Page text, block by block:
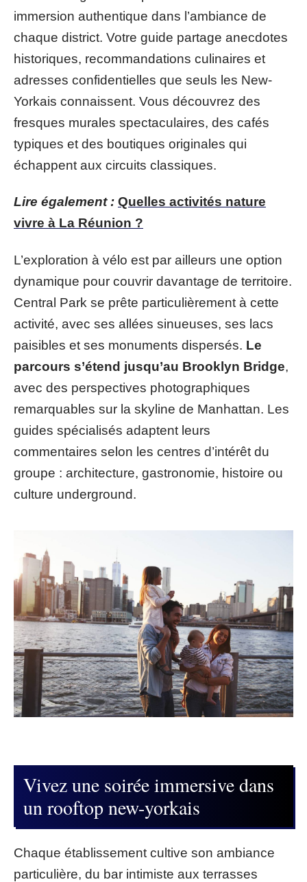
immersion authentique dans l’ambiance de
chaque district. Votre guide partage anecdotes
historiques, recommandations culinaires et
adresses confidentielles que seuls les New-
Yorkais connaissent. Vous découvrez des
fresques murales spectaculaires, des cafés
typiques et des boutiques originales qui
échappent aux circuits classiques.
Lire également : Quelles activités nature
vivre à La Réunion ?
L’exploration à vélo est par ailleurs une option
dynamique pour couvrir davantage de territoire.
Central Park se prête particulièrement à cette
activité, avec ses allées sinueuses, ses lacs
paisibles et ses monuments dispersés. Le
parcours s’étend jusqu’au Brooklyn Bridge,
avec des perspectives photographiques
remarquables sur la skyline de Manhattan. Les
guides spécialisés adaptent leurs
commentaires selon les centres d’intérêt du
groupe : architecture, gastronomie, histoire ou
culture underground.
Vivez une soirée immersive dans
un rooftop new-yorkais
Chaque établissement cultive son ambiance
particulière, du bar intimiste aux terrasses